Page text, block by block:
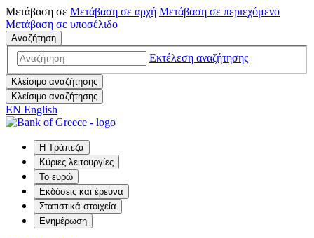
Μετάβαση σε Μετάβαση σε αρχή Μετάβαση σε περιεχόμενο
Μετάβαση σε υποσέλιδο
Αναζήτηση
Εκτέλεση αναζήτησης
Κλείσιμο αναζήτησης
Κλείσιμο αναζήτησης
EN English
Η Τράπεζα
Κύριες λειτουργίες
Το ευρώ
Εκδόσεις και έρευνα
Στατιστικά στοιχεία
Ενημέρωση